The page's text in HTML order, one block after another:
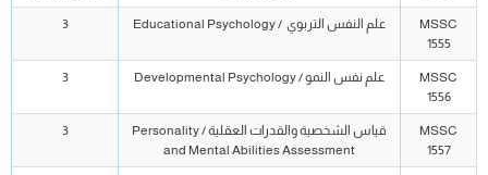
MSSC
1555
علم النفس التربوي / Educational Psychology 3
MSSC
1556
علم نفس النمو / Developmental Psychology 3
MSSC
1557
قياس الشخصية والقدرات العقلية / Personality
and Mental Abilities Assessment
3